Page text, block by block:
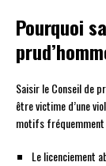
Pourquoi
Saisir le Conseil de
être victime d’une
motifs
Le licenciement